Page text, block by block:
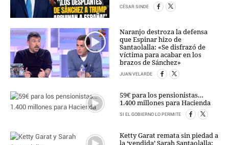
CÉSAR SINDE
Naranjo destroza la defensa
que Espinar hizo de
Santaolalla: «Se disfrazó de
víctima para acabar en los
brazos de Sánchez»
JUAN VELARDE
59€ para los pensionistas…
1.400 millones para Hacienda
SI EL GOBIERNO LO PERMITE
Ketty Garat remata sin piedad a
la ‘vendida’ Sarah Santaolalla: